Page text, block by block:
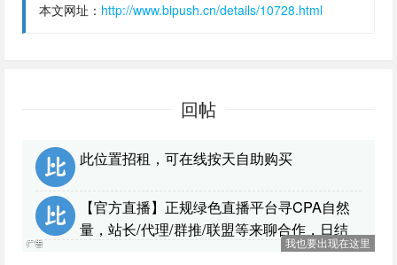
本文网址： http://www.bipush.cn/details/10728.html
回帖
此位置招租，可在线按天自助购买
【官方直播】正规绿色直播平台寻CPA自然
量，站长/代理/群推/联盟等来聊合作，日结
我也要出现在这里